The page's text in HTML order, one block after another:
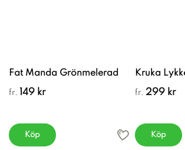
Fat Manda Grönmelerad
fr. 149 kr
Köp
Kruka
fr. 299 kr
Köp